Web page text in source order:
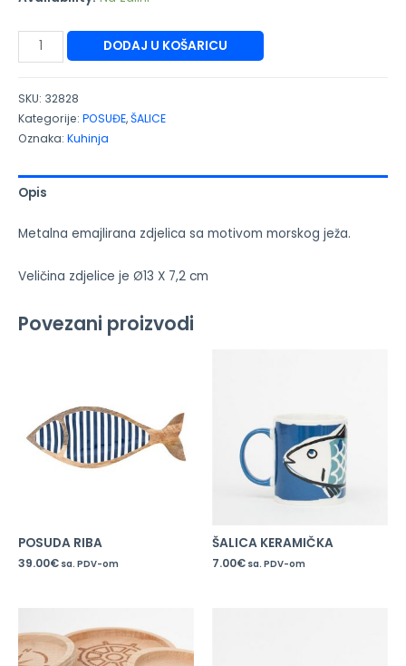
DODAJ U KOŠARICU
SKU: 32828
Kategorije: POSUĐE,ŠALICE
Oznaka: Kuhinja
Opis
Metalna emajlirana zdjelica sa motivom morskog ježa.
Veličina zdjelice je Ø13 X 7,2 cm
Povezani proizvodi
POSUDA RIBA
39.00€ sa. PDV-om
ŠALICA KERAMIČKA
7.00€ sa. PDV-om